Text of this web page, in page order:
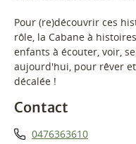
Pour (re)découvrir ces
rôle, la Cabane à
enfants à écouter, voir,
aujourd'hui, pour rêver
décalée !
Contact
0476363610